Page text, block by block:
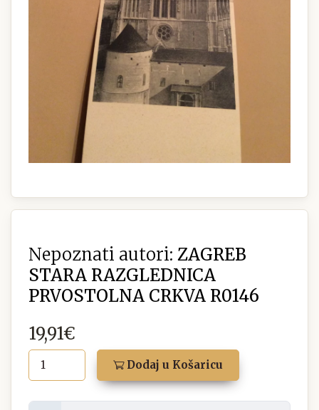
Nepoznati autori: ZAGREB
STARA RAZGLEDNICA
PRVOSTOLNA CRKVA R0146
19,91€
Dodaj u Košaricu